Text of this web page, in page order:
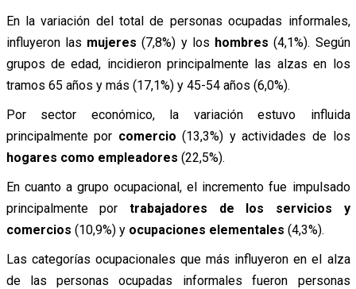
En la variación del total de personas ocupadas informales,
influyeron las mujeres (7,8%) y los hombres (4,1%). Según
grupos de edad, incidieron principalmente las alzas en los
tramos 65 años y más (17,1%) y 45-54 años (6,0%).
Por sector económico, la variación estuvo influida
principalmente por comercio (13,3%) y actividades de los
hogares como empleadores (22,5%).
En cuanto a grupo ocupacional, el incremento fue impulsado
principalmente por trabajadores de los servicios y
comercios (10,9%) y ocupaciones elementales (4,3%).
Las categorías ocupacionales que más influyeron en el alza
de las personas ocupadas informales fueron personas